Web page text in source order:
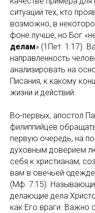
ситуации тех, кто
возможно, в
фоне лучше, но Бог
делам» (1Пет. 1:17).
направленность
анализировать на
Писания, к какому
жизни и действий.
Во-первых, апостол
филиппийцев
первую очередь, на
духовным доверием
себя к христианам,
вам в овечьей
(Мф. 7:15).
делающие дела
как Его враги. Важно